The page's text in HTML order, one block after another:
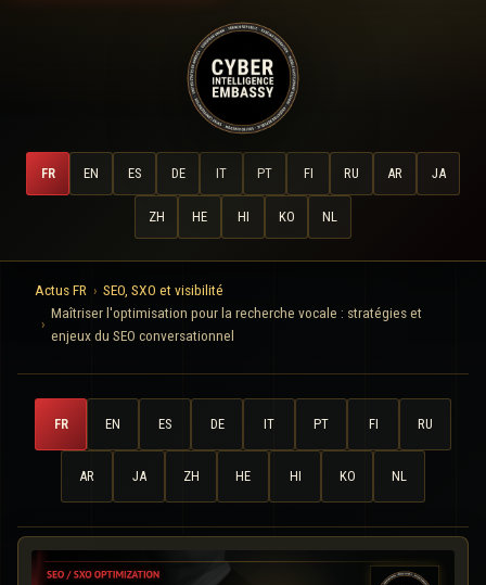
FR EN ES DE IT PT FI RU AR JA
ZH HE HI KO NL
Actus FR
SEO, SXO et visibilité
Maîtriser l'optimisation pour la recherche vocale : stratégies et
enjeux du SEO conversationnel
FR EN ES DE IT PT FI RU
AR JA ZH HE HI KO NL